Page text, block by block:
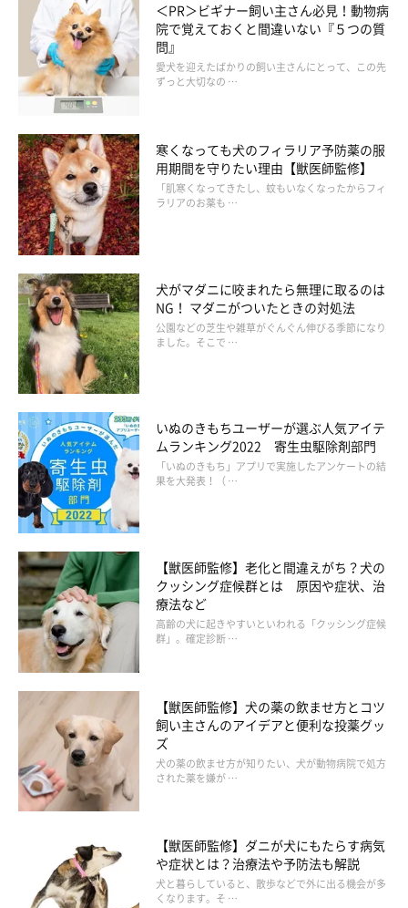
＜PR＞ビギナー飼い主さん必見！動物病
院で覚えておくと間違いない『５つの質
問』
愛犬を迎えたばかりの飼い主さんにとって、この先
ずっと大切なの …
寒くなっても犬のフィラリア予防薬の服
用期間を守りたい理由【獣医師監修】
「肌寒くなってきたし、蚊もいなくなったからフィ
ラリアのお薬も …
犬がマダニに咬まれたら無理に取るのは
NG！ マダニがついたときの対処法
公園などの芝生や雑草がぐんぐん伸びる季節になり
ました。そこで …
いぬのきもちユーザーが選ぶ人気アイテ
ムランキング2022 寄生虫駆除剤部門
「いぬのきもち」アプリで実施したアンケートの結
果を大発表！（ …
【獣医師監修】老化と間違えがち？犬の
クッシング症候群とは 原因や症状、治
療法など
高齢の犬に起きやすいといわれる「クッシング症候
群」。確定診断 …
【獣医師監修】犬の薬の飲ませ方とコツ
飼い主さんのアイデアと便利な投薬グッ
ズ
犬の薬の飲ませ方が知りたい、犬が動物病院で処方
された薬を嫌が …
【獣医師監修】ダニが犬にもたらす病気
や症状とは？治療法や予防法も解説
犬と暮らしていると、散歩などで外に出る機会が多
くなります。そ …